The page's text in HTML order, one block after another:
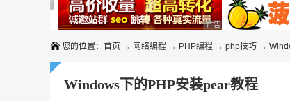
广告 商业广告，理性选择
广告 商业广告，理性选择
广告 商业广告，理性选择
您的位置： 首页 → 网络编程 → PHP编程 → php技巧 →
Windows下的PHP安装pear教程